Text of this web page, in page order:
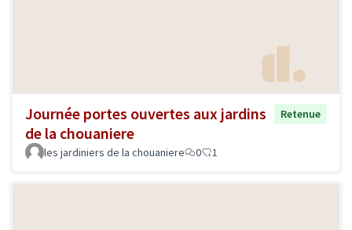
Journée portes ouvertes aux jardins
de la chouaniere
Retenue
les jardiniers de la chouaniere 0 1